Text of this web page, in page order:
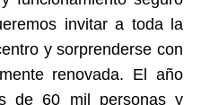
invitar a toda la
y sorprenderse con
renovada. El año
de 60 mil personas y